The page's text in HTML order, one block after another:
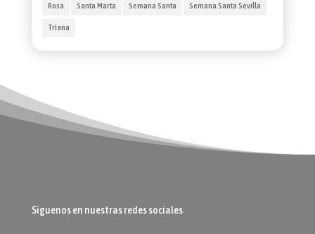
Rosa Santa Marta Semana Santa Semana Santa Sevilla
TrIana
Siguenos en nuestras redes sociales